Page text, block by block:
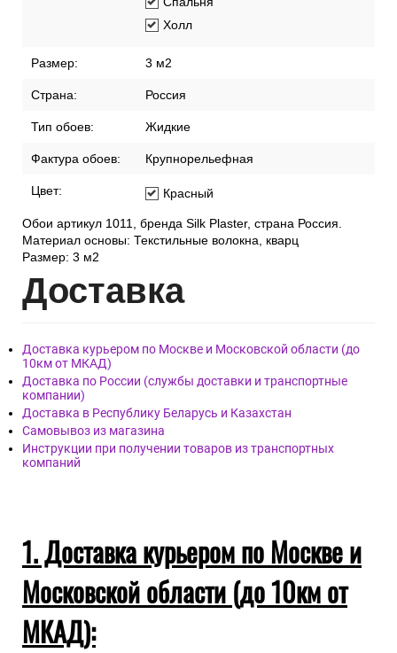
Холл
Размер: 3 м2
Страна: Россия
Тип обоев: Жидкие
Фактура обоев: Крупнорельефная
Цвет: Красный
Обои артикул 1011, бренда Silk Plaster, страна Россия.
Материал основы: Текстильные волокна, кварц
Размер: 3 м2
Доставка
Доставка курьером по Москве и Московской области (до
10км от МКАД)
Доставка по России (службы доставки и транспортные
компании)
Доставка в Республику Беларусь и Казахстан
Самовывоз из магазина
Инструкции при получении товаров из транспортных
компаний
1. Доставка курьером по Москве и
Московской области (до 10км от
МКАД):